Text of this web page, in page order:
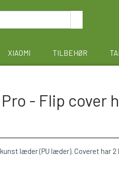
XIAOMI TILBEHØR
- Flip cover
læder (PU læder). Coveret har